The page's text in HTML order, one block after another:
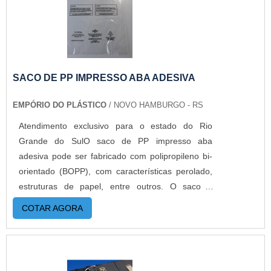
SACO DE PP IMPRESSO ABA ADESIVA
EMPÓRIO DO PLÁSTICO / NOVO HAMBURGO - RS
Atendimento exclusivo para o estado do Rio
Grande do SulO saco de PP impresso aba
adesiva pode ser fabricado com polipropileno bi-
orientado (BOPP), com características perolado,
estruturas de papel, entre outros. O saco é
largamente usado para embalar alimentos,
produtos eletrônicos e produtos
farmacêuticos. Além disso, produto tem um
altas temperaturas e shelf life de grande
COTAR AGORA